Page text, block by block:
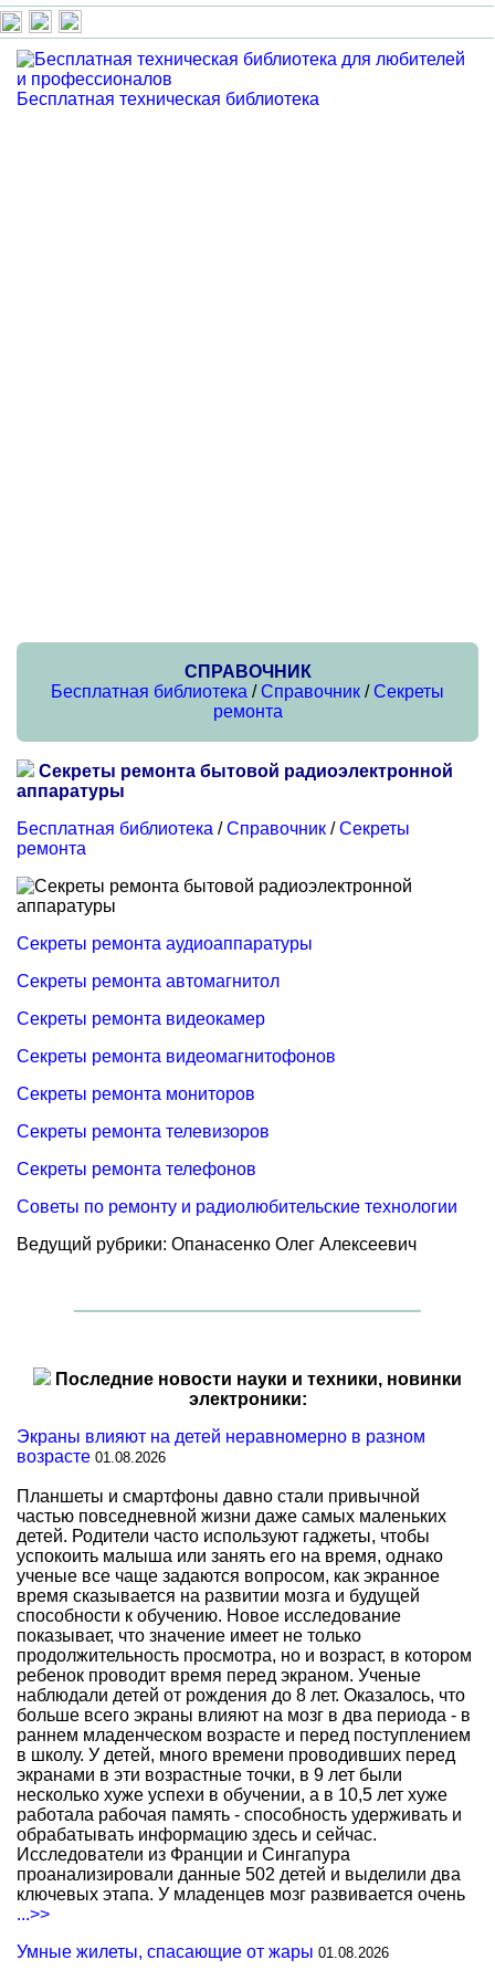
Бесплатная техническая библиотека
СПРАВОЧНИК
Бесплатная библиотека /Справочник /Секреты
ремонта
Секреты ремонта бытовой радиоэлектронной
аппаратуры
Бесплатная библиотека /Справочник /Секреты
ремонта
Секреты ремонта аудиоаппаратуры
Секреты ремонта автомагнитол
Секреты ремонта видеокамер
Секреты ремонта видеомагнитофонов
Секреты ремонта мониторов
Секреты ремонта телевизоров
Секреты ремонта телефонов
Советы по ремонту и радиолюбительские технологии
Ведущий рубрики: Опанасенко Олег Алексеевич
Последние новости науки и техники, новинки
электроники:
Экраны влияют на детей неравномерно в разном
возрасте 01.08.2026
Планшеты и смартфоны давно стали привычной
частью повседневной жизни даже самых маленьких
детей. Родители часто используют гаджеты, чтобы
успокоить малыша или занять его на время, однако
ученые все чаще задаются вопросом, как экранное
время сказывается на развитии мозга и будущей
способности к обучению. Новое исследование
показывает, что значение имеет не только
продолжительность просмотра, но и возраст, в котором
ребенок проводит время перед экраном. Ученые
наблюдали детей от рождения до 8 лет. Оказалось, что
больше всего экраны влияют на мозг в два периода - в
раннем младенческом возрасте и перед поступлением
в школу. У детей, много времени проводивших перед
экранами в эти возрастные точки, в 9 лет были
несколько хуже успехи в обучении, а в 10,5 лет хуже
работала рабочая память - способность удерживать и
обрабатывать информацию здесь и сейчас.
Исследователи из Франции и Сингапура
проанализировали данные 502 детей и выделили два
ключевых этапа. У младенцев мозг развивается очень
...>>
Умные жилеты, спасающие от жары 01.08.2026